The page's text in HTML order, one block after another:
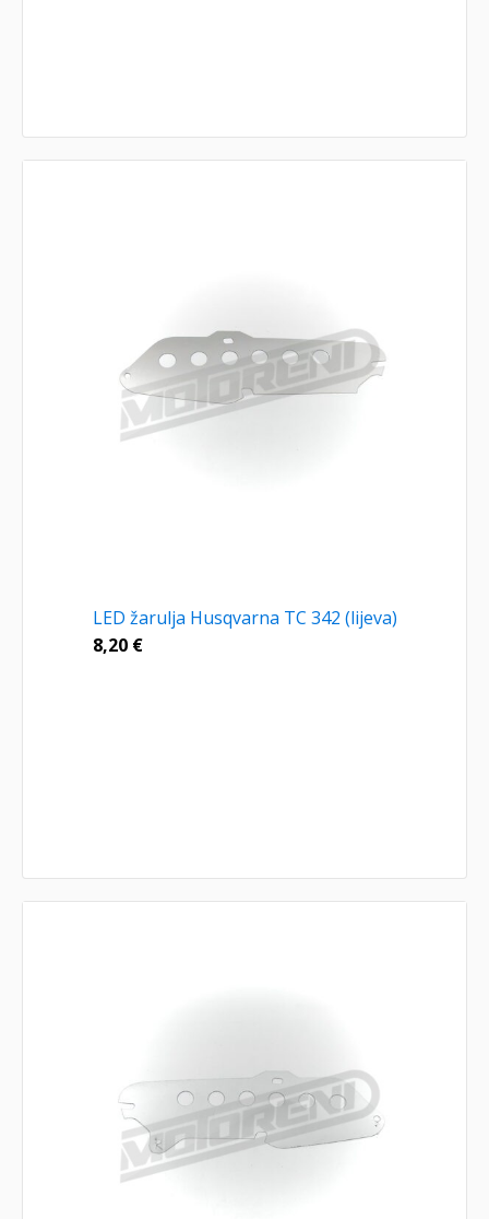
LED žarulja Husqvarna TC 342 (lijeva)
8,20 €